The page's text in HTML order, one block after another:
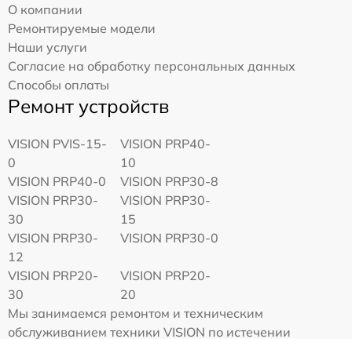
О компании
Ремонтируемые модели
Наши услуги
Согласие на обработку персональных данных
Способы оплаты
Ремонт устройств
VISION PVIS-15-
0
VISION PRP40-
10
VISION PRP40-0
VISION PRP30-8
VISION PRP30-
30
VISION PRP30-
15
VISION PRP30-
12
VISION PRP30-0
VISION PRP20-
30
VISION PRP20-
20
Мы занимаемся ремонтом и техническим
обслуживанием техники VISION по истечении